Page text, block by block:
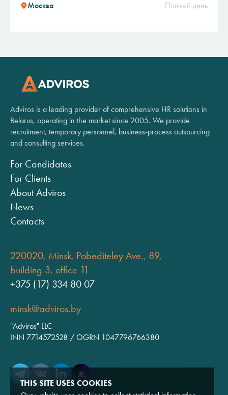
Москва Полный день
Adviros is a leading provider of comprehensive HR solutions in
Belarus, operating in the market since 2005. We provide
recruitment, temporary personnel, business-process outsourcing
and consulting services.
For Candidates
For Clients
About Adviros
News
Contacts
220020, Minsk, Pobediteley Ave., 89,
building 3, office 11
+375 (17) 334 80 07
minsk@adviros.by
"Adviros" LLC
INN 7714572528 / OGRN 1047796766380
THIS SITE USES COOKIES